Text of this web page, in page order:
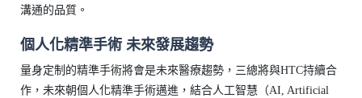
溝通的品質。
個人化精準手術 未來發展趨勢
量身定制的精準手術將會是未來醫療趨勢，三總將與HTC持續合
作，未來朝個人化精準手術邁進，結合人工智慧（AI, Artificial